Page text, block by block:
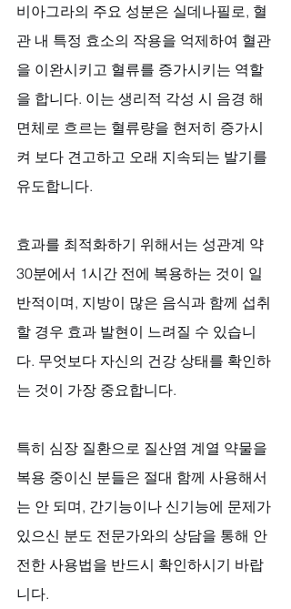
비아그라의 주요 성분은 실데나필로, 혈
관 내 특정 효소의 작용을 억제하여 혈관
을 이완시키고 혈류를 증가시키는 역할
을 합니다. 이는 생리적 각성 시 음경 해
면체로 흐르는 혈류량을 현저히 증가시
켜 보다 견고하고 오래 지속되는 발기를
유도합니다.
효과를 최적화하기 위해서는 성관계 약
30분에서 1시간 전에 복용하는 것이 일
반적이며, 지방이 많은 음식과 함께 섭취
할 경우 효과 발현이 느려질 수 있습니
다. 무엇보다 자신의 건강 상태를 확인하
는 것이 가장 중요합니다.
특히 심장 질환으로 질산염 계열 약물을
복용 중이신 분들은 절대 함께 사용해서
는 안 되며, 간기능이나 신기능에 문제가
있으신 분도 전문가와의 상담을 통해 안
전한 사용법을 반드시 확인하시기 바랍
니다.